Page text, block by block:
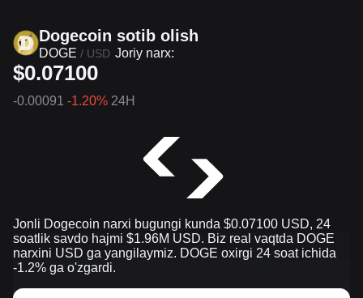
Dogecoin sotib olish
DOGE / USD Joriy narx:
$0.07100
-0.00091 -1.20% 24H
Jonli Dogecoin narxi bugungi kunda $0.07100 USD, 24
soatlik savdo hajmi $1.96M USD. Biz real vaqtda DOGE
narxini USD ga yangilaymiz. DOGE oxirgi 24 soat ichida
-1.2% ga o'zgardi.